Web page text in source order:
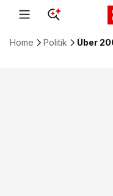
Home Politik Über